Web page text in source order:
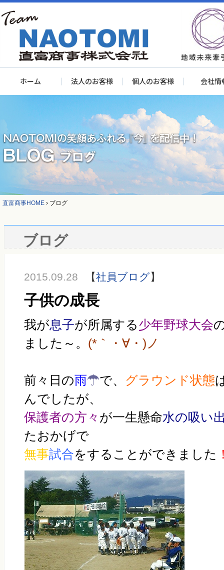
ホーム 法人のお客様 個人のお客様 会社情
直富商事HOME › ブログ
ブログ
2015.09.28 【社員ブログ】
子供の成長
我が息子が所属する少年野球大会
ました～。 (*｀・∀・)ノ
前々日の雨☂で、 グラウンド状態
んでしたが、
保護者の方々 が一生懸命水の吸い
たおかげで
無事試合をすることができました